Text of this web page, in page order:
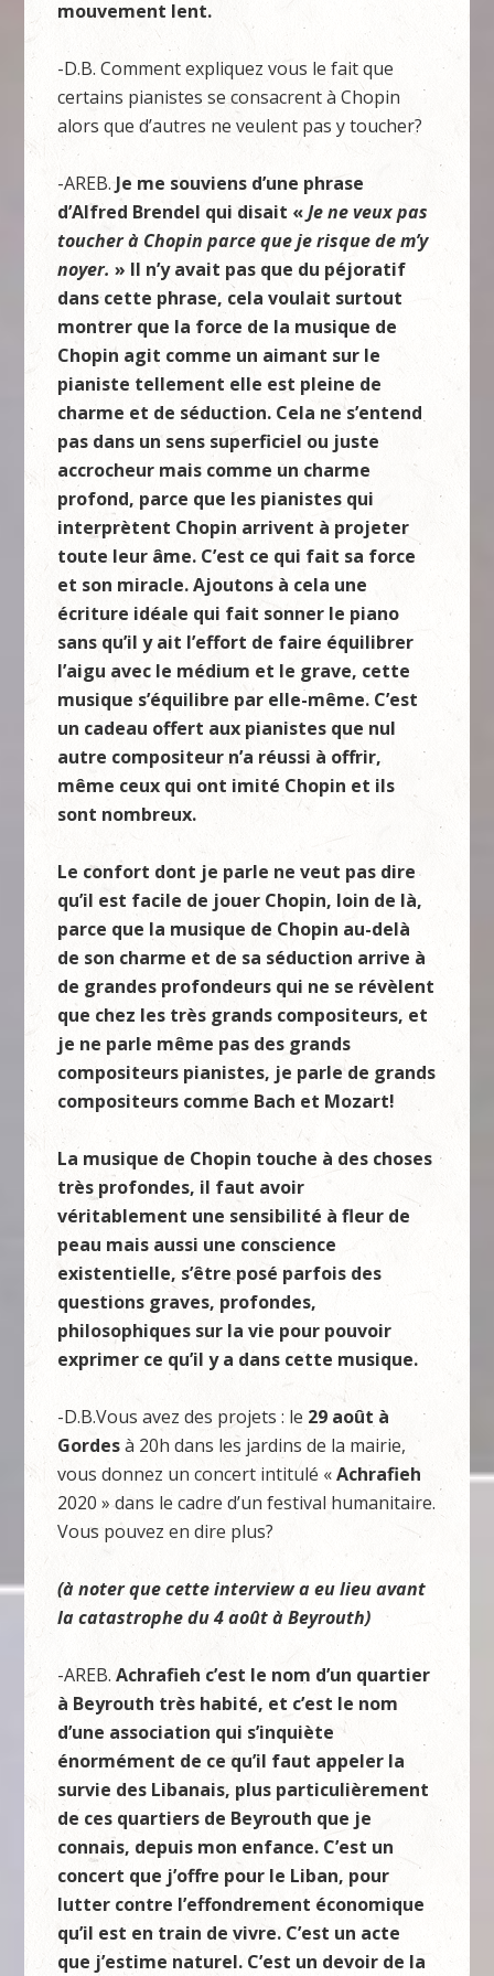
mouvement lent.
-D.B. Comment expliquez vous le fait que
certains pianistes se consacrent à Chopin
alors que d’autres ne veulent pas y toucher?
-AREB.Je me souviens d’une phrase
d’Alfred Brendel qui disait «Je ne veux pas
toucher à Chopin parce que je risque de m’y
noyer. » Il n’y avait pas que du péjoratif
dans cette phrase, cela voulait surtout
montrer que la force de la musique de
Chopin agit comme un aimant sur le
pianiste tellement elle est pleine de
charme et de séduction. Cela ne s’entend
pas dans un sens superficiel ou juste
accrocheur mais comme un charme
profond, parce que les pianistes qui
interprètent Chopin arrivent à projeter
toute leur âme. C’est ce qui fait sa force
et son miracle. Ajoutons à cela une
écriture idéale qui fait sonner le piano
sans qu’il y ait l’effort de faire équilibrer
l’aigu avec le médium et le grave, cette
musique s’équilibre par elle-même. C’est
un cadeau offert aux pianistes que nul
autre compositeur n’a réussi à offrir,
même ceux qui ont imité Chopin et ils
sont nombreux.
Le confort dont je parle ne veut pas dire
qu’il est facile de jouer Chopin, loin de là,
parce que la musique de Chopin au-delà
de son charme et de sa séduction arrive à
de grandes profondeurs qui ne se révèlent
que chez les très grands compositeurs, et
je ne parle même pas des grands
compositeurs pianistes, je parle de grands
compositeurs comme Bach et Mozart!
La musique de Chopin touche à des choses
très profondes, il faut avoir
véritablement une sensibilité à fleur de
peau mais aussi une conscience
existentielle, s’être posé parfois des
questions graves, profondes,
philosophiques sur la vie pour pouvoir
exprimer ce qu’il y a dans cette musique.
-D.B.Vous avez des projets : le 29 août à
Gordesà 20h dans les jardins de la mairie,
vous donnez un concert intitulé «Achrafieh
2020 » dans le cadre d’un festival humanitaire.
Vous pouvez en dire plus?
(à noter que cette interview a eu lieu avant
la catastrophe du 4 août à Beyrouth)
-AREB.Achrafieh c’est le nom d’un quartier
àBeyrouth très habité, et c’est le nom
d’une association qui s’inquiète
énormément de ce qu’il faut appeler la
survie des Libanais, plus particulièrement
de ces quartiers de Beyrouth que je
connais, depuis mon enfance. C’est un
concert que j’offre pour le Liban, pour
lutter contre l’effondrement économique
qu’il est en train de vivre. C’est un acte
que j’estime naturel. C’est un devoir de la